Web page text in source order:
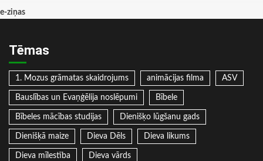
e-ziņas
Tēmas
1. Mozus grāmatas skaidrojums animācijas filma ASV
Bauslības un Evaņģēlija noslēpumi Bībele
Bībeles mācības studijas Dienišķo lūgšanu gads
Dienišķā maize Dieva Dēls Dieva likums
Dieva mīlestība Dieva vārds